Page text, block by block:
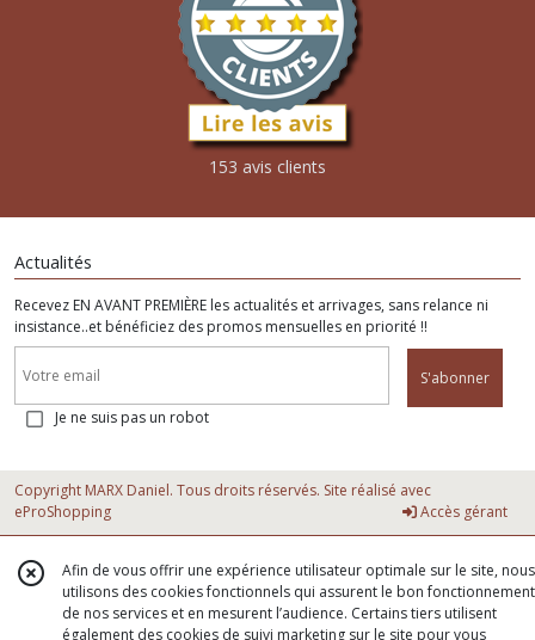
153 avis clients
Actualités
Recevez EN AVANT PREMIÈRE les actualités et arrivages, sans relance ni
insistance..et bénéficiez des promos mensuelles en priorité !!
S'abonner
Je ne suis pas un robot
Copyright MARX Daniel. Tous droits réservés. Site réalisé avec
eProShopping
Accès gérant
Afin de vous offrir une expérience utilisateur optimale sur le site, nous
utilisons des cookies fonctionnels qui assurent le bon fonctionnement
de nos services et en mesurent l’audience. Certains tiers utilisent
également des cookies de suivi marketing sur le site pour vous